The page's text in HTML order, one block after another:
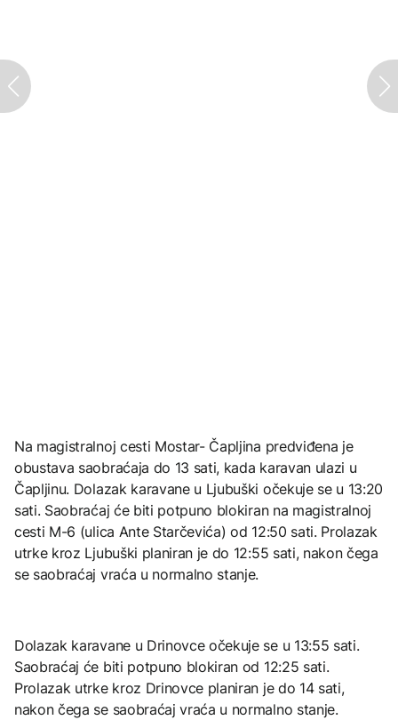
Na magistralnoj cesti Mostar- Čapljina predviđena je
obustava saobraćaja do 13 sati, kada karavan ulazi u
Čapljinu. Dolazak karavane u Ljubuški očekuje se u 13:20
sati. Saobraćaj će biti potpuno blokiran na magistralnoj
cesti M-6 (ulica Ante Starčevića) od 12:50 sati. Prolazak
utrke kroz Ljubuški planiran je do 12:55 sati, nakon čega
se saobraćaj vraća u normalno stanje.
Dolazak karavane u Drinovce očekuje se u 13:55 sati.
Saobraćaj će biti potpuno blokiran od 12:25 sati.
Prolazak utrke kroz Drinovce planiran je do 14 sati,
nakon čega se saobraćaj vraća u normalno stanje.